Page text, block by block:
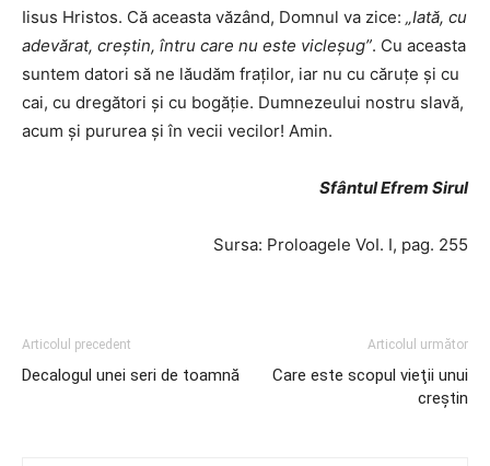
Iisus Hristos. Că aceasta văzând, Domnul va zice: „Iată, cu
adevărat, creştin, întru care nu este vicleşug”. Cu aceasta
suntem datori să ne lăudăm fraţilor, iar nu cu căruţe şi cu
cai, cu dregători şi cu bogăţie. Dumnezeului nostru slavă,
acum şi pururea şi în vecii vecilor! Amin.
Sfântul Efrem Sirul
Sursa: Proloagele VoI. I, pag. 255
Articolul precedent
Decalogul unei seri de toamnă
Articolul următor
Care este scopul vieţii unui
creştin